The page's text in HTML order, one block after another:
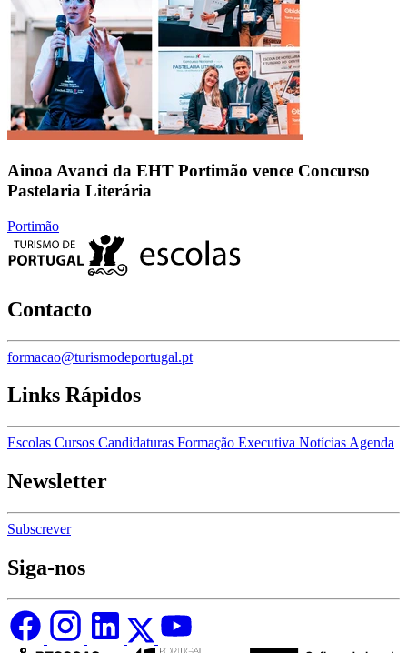
Ainoa Avanci da EHT Portimão vence Concurso
Pastelaria Literária
Portimão
Contacto
formacao@turismodeportugal.pt
Links Rápidos
Escolas Cursos Candidaturas Formação Executiva Notícias Agenda
Newsletter
Subscrever
Siga-nos